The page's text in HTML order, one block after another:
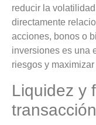
reducir la
directamente
acciones, bonos o
inversiones es una
riesgos y
Liquidez y
transacción